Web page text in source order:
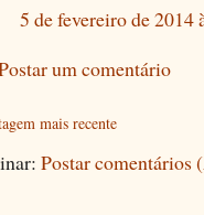
5 de fevereiro de 2014
um comentário
mais recente
Postar comentários